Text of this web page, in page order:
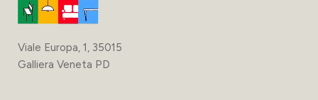
Viale Europa, 1, 35015
Galliera Veneta PD